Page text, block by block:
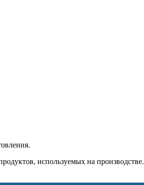
используемых на производстве.